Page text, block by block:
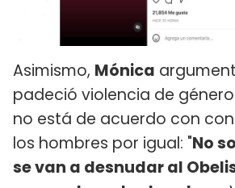
Asimismo, Mónica
padeció violencia de
no está de acuerdo con
los hombres por igual: "No
se van a desnudar al